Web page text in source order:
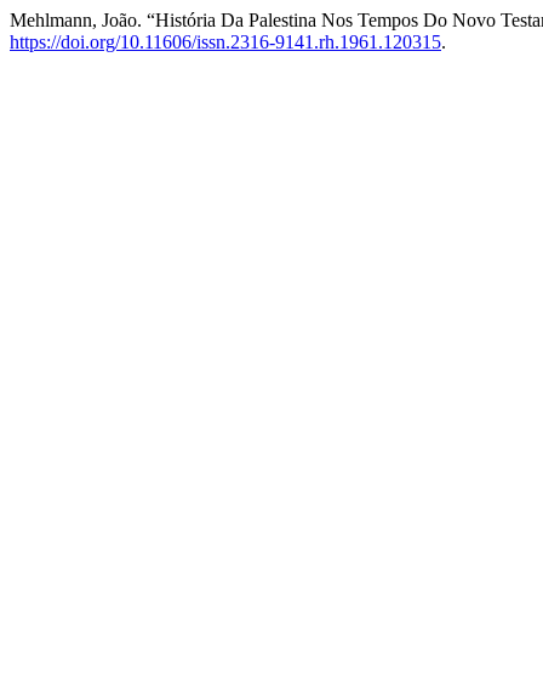
Mehlmann, João. “História Da Palestina Nos Tempos Do Novo
https://doi.org/10.11606/issn.2316-9141.rh.1961.120315.